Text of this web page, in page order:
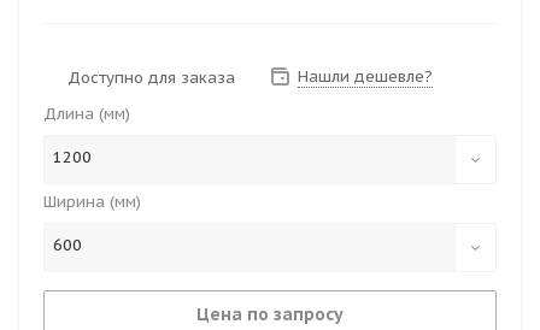
Доступно для заказа
Нашли дешевле?
Длина (мм)
1200
Ширина (мм)
600
Цена по запросу